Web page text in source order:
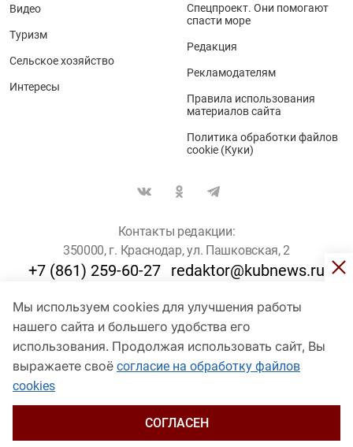
Мы используем cookies для улучшения работы
нашего сайта и большего удобства его
использования. Продолжая использовать сайт, Вы
выражаете своё согласие на обработку файлов
cookies
СОГЛАСЕН
Видео
Туризм
Сельское хозяйство
Интересы
Спецпроект. Они помогают
спасти море
Редакция
Рекламодателям
Правила использования
материалов сайта
Политика обработки файлов
cookie (Куки)
Контакты редакции:
350000, г. Краснодар, ул. Пашковская, 2
+7 (861) 259-60-27 redaktor@kubnews.ru
Для пользователей старше 16 лет
© Кубанские Новости, 2017
Сетевое издание «kubnews» зарегистрировано Федеральной
службой по надзору в сфере связи, информационных технологий
и массовых коммуникаций (Роскомнадзор). Регистрационный
Пашковская, 2). Главный редактор – Филиппов О. Ю.